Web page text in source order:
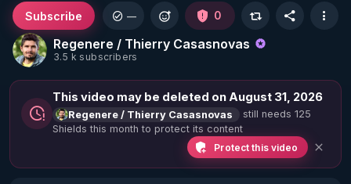
Regenere / Thierry Casasnovas
3.5 k subscribers
Subscribe — 0
This video may be deleted on August 31, 2026
Regenere / Thierry Casasnovas
still needs 125
Shields this month to protect its content
Protect this video